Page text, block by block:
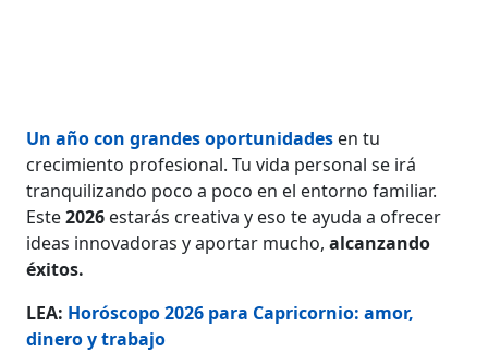
Un año con grandes oportunidades en tu
crecimiento profesional. Tu vida personal se irá
tranquilizando poco a poco en el entorno familiar.
Este2026 estarás creativa y eso te ayuda a ofrecer
ideas innovadoras y aportar mucho,alcanzando
éxitos.
LEA: Horóscopo 2026 para Capricornio: amor,
dinero y trabajo